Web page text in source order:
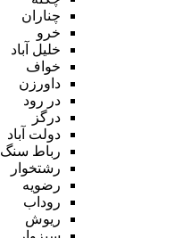
چناران
خرو
خلیل آباد
خواف
داورزن
در رود
درگز
دولت آباد
رباط سنگ
رشتخوار
رضویه
روداب
ریوش